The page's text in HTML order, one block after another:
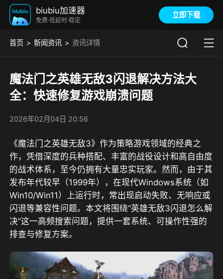
biubiu加速器
免费·低延时·稳定
立即下载
首页 新闻资讯 资讯详情
魔法门之英雄无敌3闪退解决方法大
全：快速修复游戏崩溃问题
2026年02月04日 20:56
《魔法门之英雄无敌3》作为策略游戏领域的经典之
作，凭借深度的兵种搭配、丰富的战役设计和高自由度
的战术体系，至今仍拥有大量忠实玩家。然而，由于其
发布年代较早（1999年），在现代Windows系统（如
Win10/Win11）上运行时，常出现启动失败、无响应或
闪退等兼容性问题。本文将围绕“英雄无敌3闪退怎么解
决”这一高频搜索问题，提供一套系统、可操作性强的
排查与修复方案。